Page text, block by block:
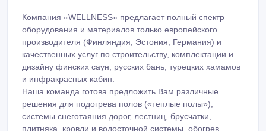
Компания «WELLNESS» предлагает полный спектр
оборудования и материалов только европейского
производителя (Финляндия, Эстония, Германия) и
качественных услуг по строительству, комплектации и
дизайну финских саун, русских бань, турецких хамамов
и инфракрасных кабин.
Наша команда готова предложить Вам различные
решения для подогрева полов («теплые полы»),
системы снеготаяния дорог, лестниц, брусчатки,
плитняка, кровли и водосточной системы, обогрев